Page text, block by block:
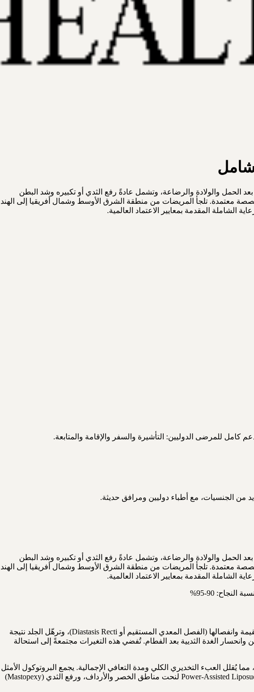
الحمل والولادة والرضاعة، وتشمل عادةً رفع الثدي أو تكبيره وشد البطن
أجرين هذه العمليات في مراكز متخصصة معتمدة. تلجأ المريضات من منطقة الشرق الأوسط وشمال أفريقيا إلى الهند
من الجنسيات، مع أطباء دوليين ومرافق حديثة.
الحمل والولادة والرضاعة، وتشمل عادةً رفع الثدي أو تكبيره وشد البطن
أجرين هذه العمليات في مراكز متخصصة معتمدة. تلجأ المريضات من منطقة الشرق الأوسط وشمال أفريقيا إلى الهند
تُحدث الحمل والولادة والرضاعة الطبيعية تغيرات تشريحية وفسيولوجية عميقة في جسم المرأة، تشمل تمدد عضلات البطن المستقيمة وانفصالها (الفصل المعدي المستقيم أو Diastasis Recti)، وترهّل الجلد نتيجة
الغدة الثديية بعد الفطام. تُفضي هذه التغيرات مجتمعةً إلى استحالة
يُقلل العبء التخديري الكلي ومدة التعافي الإجمالية. يجمع البروتوكول الأمثل
بين رأب البطن (Abdominoplasty) لإصلاح الفصل العضلي وإزالة الجلد الزائد، وشفط الدهون بالتقنيات الحديثة مثل VASER أو Power-Assisted Liposuction لنحت مناطق الخصر والأرداف، ورفع الثدي (Mastopexy)